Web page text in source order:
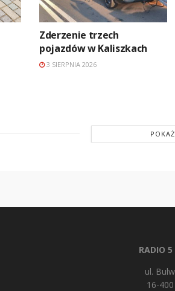
Zderzenie trzech
pojazdów w Kaliszkach
3 SIERPNIA 2026
RADIO
ul.
16-400